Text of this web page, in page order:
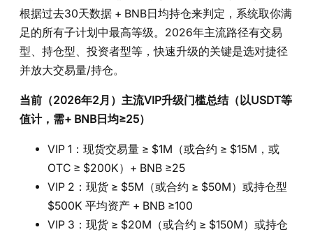
根据过去30天数据 + BNB日均持仓来判定，系统取你满
足的所有子计划中最高等级。2026年主流路径有交易
型、持仓型、投资者型等，快速升级的关键是选对捷径
并放大交易量/持仓。
当前（2026年2月）主流VIP升级门槛总结（以USDT等
值计，需+ BNB日均≥25）
VIP 1：现货交易量 ≥ $1M（或合约 ≥ $15M，或
OTC ≥ $200K）+ BNB ≥25
VIP 2：现货 ≥ $5M（或合约 ≥ $50M）或持仓型
$500K 平均资产 + BNB ≥100
VIP 3：现货 ≥ $20M（或合约 ≥ $150M）或持仓